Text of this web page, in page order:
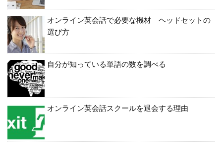
オンライン英会話で必要な機材 ヘッドセットの
選び方
自分が知っている単語の数を調べる
オンライン英会話スクールを退会する理由